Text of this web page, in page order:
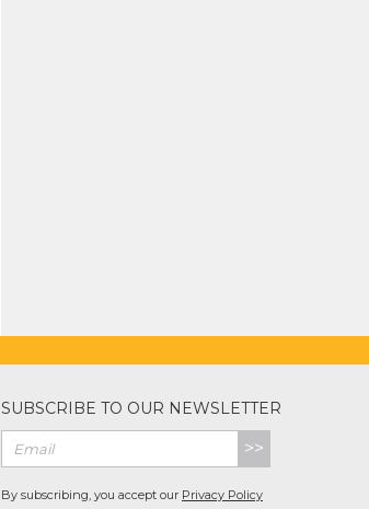
SUBSCRIBE TO OUR NEWSLETTER
>>
By subscribing, you accept our Privacy Policy